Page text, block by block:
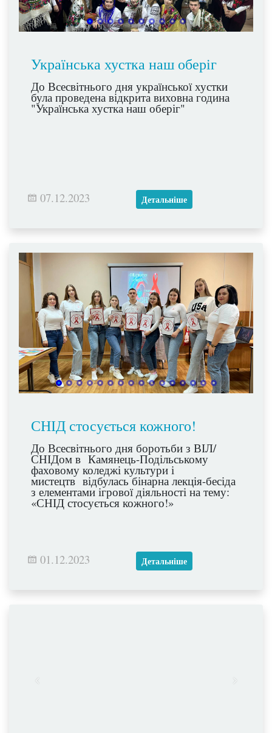
Українська хустка наш оберіг
До Всесвітнього дня української хустки
була проведена відкрита виховна година
"Українська хустка наш оберіг"
07.12.2023 Детальніше
СНІД стосується кожного!
До Всесвітнього дня боротьби з ВІЛ/
СНІДом в Камянець-Подільському
фаховому коледжі культури і
мистецтв відбулась бінарна лекція-бесіда
з елементами ігрової діяльності на тему:
«СНІД стосується кожного!»
01.12.2023 Детальніше